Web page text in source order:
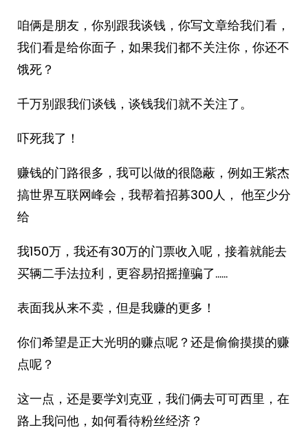
咱俩是朋友，你别跟我谈钱，你写文章给我们看，
我们看是给你面子，如果我们都不关注你，你还不
饿死？
千万别跟我们谈钱，谈钱我们就不关注了。
吓死我了！
赚钱的门路很多，我可以做的很隐蔽，例如王紫杰
搞世界互联网峰会，我帮着招募300人， 他至少分
给
我150万，我还有30万的门票收入呢，接着就能去
买辆二手法拉利，更容易招摇撞骗了……
表面我从来不卖，但是我赚的更多！
你们希望是正大光明的赚点呢？还是偷偷摸摸的赚
点呢？
这一点，还是要学刘克亚，我们俩去可可西里，在
路上我问他，如何看待粉丝经济？